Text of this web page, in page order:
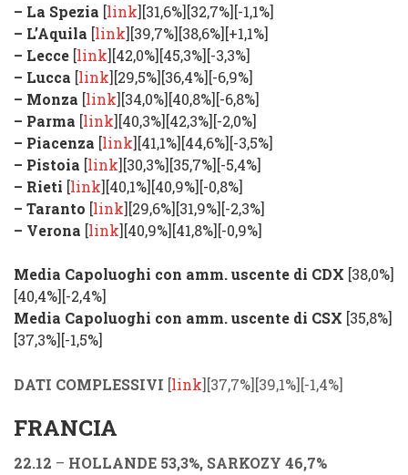
– La Spezia [link] [31,6%][32,7%] [-1,1%]
– L’Aquila [link] [39,7%][38,6%] [+1,1%]
– Lecce [link] [42,0%][45,3%] [-3,3%]
– Lucca [link] [29,5%][36,4%] [-6,9%]
– Monza [link] [34,0%][40,8%] [-6,8%]
– Parma [link] [40,3%][42,3%] [-2,0%]
– Piacenza [link] [41,1%][44,6%] [-3,5%]
– Pistoia [link] [30,3%][35,7%] [-5,4%]
– Rieti [link] [40,1%][40,9%] [-0,8%]
– Taranto [link] [29,6%][31,9%] [-2,3%]
– Verona [link] [40,9%][41,8%] [-0,9%]
Media Capoluoghi con amm. uscente di CDX [38,0%]
[40,4%][-2,4%]
Media Capoluoghi con amm. uscente di CSX [35,8%]
[37,3%][-1,5%]
DATI COMPLESSIVI [link] [37,7%][39,1%] [-1,4%]
FRANCIA
22.12 – HOLLANDE 53,3%, SARKOZY 46,7%